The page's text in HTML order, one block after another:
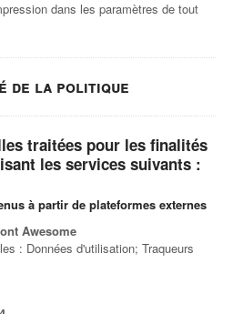
dans les paramètres de tout
de la politique
traitées pour les finalités
les services suivants :
à partir de plateformes externes
Awesome
: Données d'utilisation; Traqueurs